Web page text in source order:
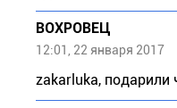
ВОХРОВЕЦ
12:01, 22 января 2017
zakarluka, подарили